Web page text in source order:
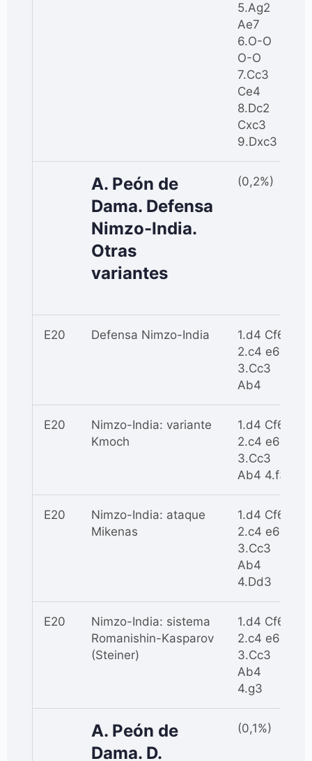
5.Ag2
Ae7
6.O-O
O-O
7.Cc3
Ce4
8.Dc2
Cxc3
9.Dxc3
A. Peón de
Dama. Defensa
Nimzo-India.
Otras
variantes
(0,2%)
E20 Defensa Nimzo-India
1.d4 Cf6
2.c4 e6
3.Cc3
Ab4
E20
Nimzo-India: variante
Kmoch
1.d4 Cf6
2.c4 e6
3.Cc3
Ab4 4.f3
E20
Nimzo-India: ataque
Mikenas
1.d4 Cf6
2.c4 e6
3.Cc3
Ab4
4.Dd3
E20
Nimzo-India: sistema
Romanishin-Kasparov
(Steiner)
1.d4 Cf6
2.c4 e6
3.Cc3
Ab4
4.g3
A. Peón de
Dama. D.
(0,1%)